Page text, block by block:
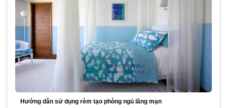
Hướng dẫn sử dụng rèm tạo phòng ngủ lãng mạn